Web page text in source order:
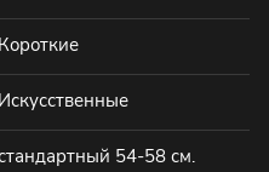
Короткие
Искусственные
54-58 см.